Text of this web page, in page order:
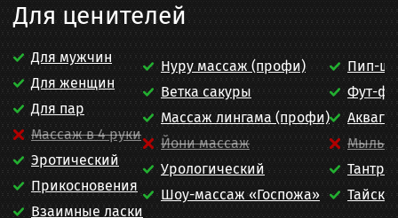
Для ценителей
Для мужчин
Для женщин
Для пар
Массаж в 4 руки
Эротический
Прикосновения
Взаимные ласки
Нуру массаж (профи)
Ветка сакуры
Массаж лингама (профи)
Йони массаж
Урологический
Шоу-массаж «Госпожа»
Пип-
Фут-
Тантра